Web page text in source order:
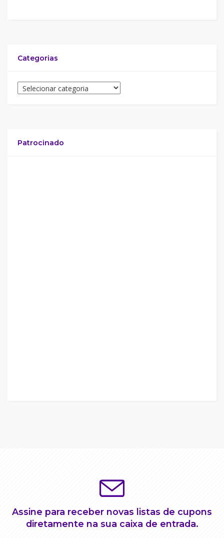
Categorias
Patrocinado
Assine para receber novas listas de cupons
diretamente na sua caixa de entrada.